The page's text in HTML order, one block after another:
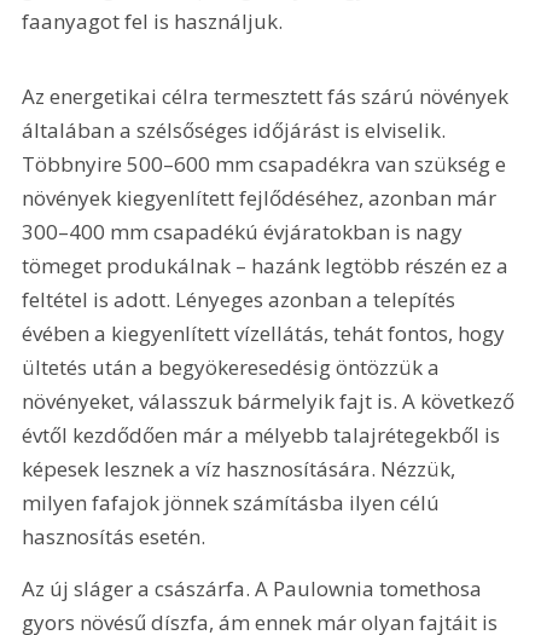
faanyagot fel is használjuk.
Az energetikai célra termesztett fás szárú növények
általában a szélsőséges időjárást is elviselik.
Többnyire 500–600 mm csapadékra van szükség e
növények kiegyenlített fejlődéséhez, azonban már
300–400 mm csapadékú évjáratokban is nagy
tömeget produkálnak – hazánk legtöbb részén ez a
feltétel is adott. Lényeges azonban a telepítés
évében a kiegyenlített vízellátás, tehát fontos, hogy
ültetés után a begyökeresedésig öntözzük a
növényeket, válasszuk bármelyik fajt is. A következő
évtől kezdődően már a mélyebb talajrétegekből is
képesek lesznek a víz hasznosítására. Nézzük,
milyen fafajok jönnek számításba ilyen célú
hasznosítás esetén.
Az új sláger a császárfa. A Paulownia tomethosa
gyors növésű díszfa, ám ennek már olyan fajtáit is